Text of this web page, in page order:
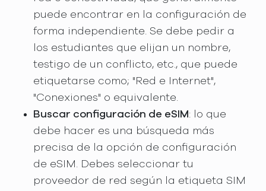
puede encontrar en la configuración de
forma independiente. Se debe pedir a
los estudiantes que elijan un nombre,
testigo de un conflicto, etc., que puede
etiquetarse como; "Red e Internet",
"Conexiones" o equivalente.
Buscar configuración de eSIM: lo que
debe hacer es una búsqueda más
precisa de la opción de configuración
de eSIM. Debes seleccionar tu
proveedor de red según la etiqueta SIM